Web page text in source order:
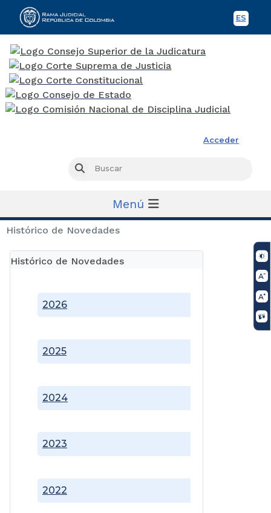
ES
Acceder
Buscar
Menú
Histórico de Novedades
Histórico de Novedades
2022
2023
2024
2025
2026